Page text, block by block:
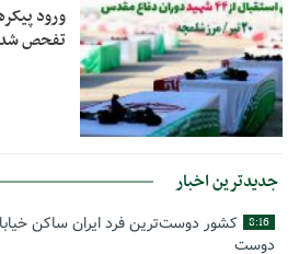
ورود
تفحص
جدیدترین اخبار
8:16
کشور دوست‌ترین فرد ایران ساکن
دوست